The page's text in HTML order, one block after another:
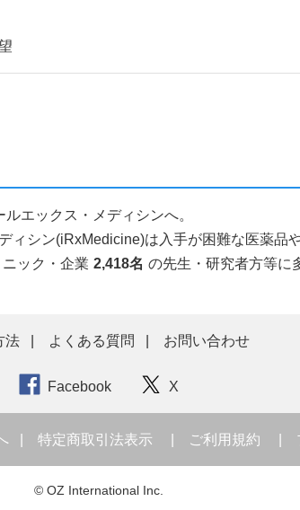
エックス・メディシンへ。
ィシン(iRxMedicine)は入手が困難な医薬品
ニック・企業 2,418名 の先生・研究者方等に
法 よくある質問 お問い合わせ
Facebook X
特定商取引法表示 ご利用規約
© OZ International Inc.